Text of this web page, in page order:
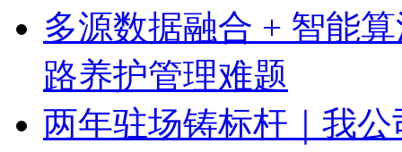
多源数据融合 + 智能
路养护管理难题
两年驻场铸标杆｜我